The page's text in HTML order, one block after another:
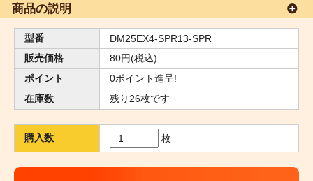
商品の説明
型番
DM25EX4-SPR13-SPR
販売価格
80円(税込)
ポイント
0ポイント進呈!
在庫数
残り26枚です
購入数 枚